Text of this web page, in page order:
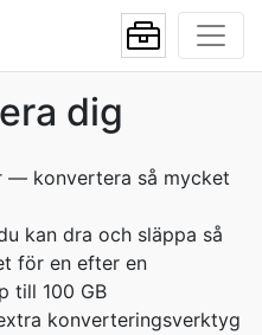
dig
— konvertera så mycket
kan dra och släppa så
för en efter en
till 100 GB
konverteringsverktyg